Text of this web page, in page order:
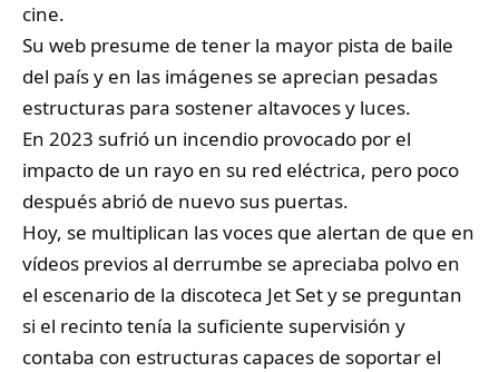
cine.
Su web presume de tener la mayor pista de baile
del país y en las imágenes se aprecian pesadas
estructuras para sostener altavoces y luces.
En 2023 sufrió un incendio provocado por el
impacto de un rayo en su red eléctrica, pero poco
después abrió de nuevo sus puertas.
Hoy, se multiplican las voces que alertan de que en
vídeos previos al derrumbe se apreciaba polvo en
el escenario de la discoteca Jet Set y se preguntan
si el recinto tenía la suficiente supervisión y
contaba con estructuras capaces de soportar el